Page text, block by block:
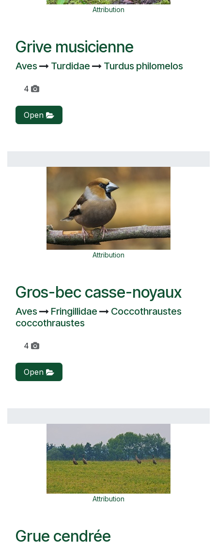
Attribution
Grive musicienne
Aves Turdidae Turdus philomelos
4
Open
Attribution
Gros-bec casse-noyaux
Aves Fringillidae
Coccothraustes
coccothraustes
4
Open
Attribution
Grue cendrée